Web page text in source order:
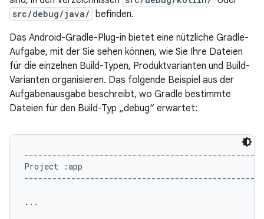
src/debug/java/ befinden.
Das Android-Gradle-Plug-in bietet eine nützliche Gradle-
Aufgabe, mit der Sie sehen können, wie Sie Ihre Dateien
für die einzelnen Build-Typen, Produktvarianten und Build-
Varianten organisieren. Das folgende Beispiel aus der
Aufgabenausgabe beschreibt, wo Gradle bestimmte
Dateien für den Build-Typ „debug“ erwartet:
Project :app
...